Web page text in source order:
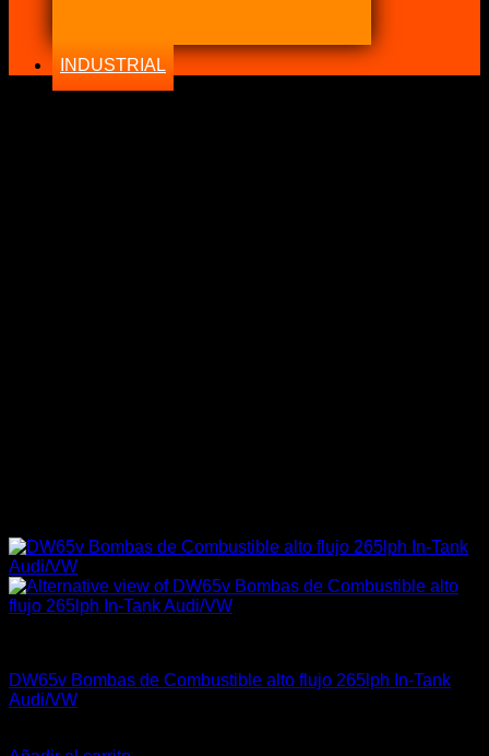
INDUSTRIAL
DW65v Bombas de Combustible alto flujo 265lph In-Tank
Audi/VW